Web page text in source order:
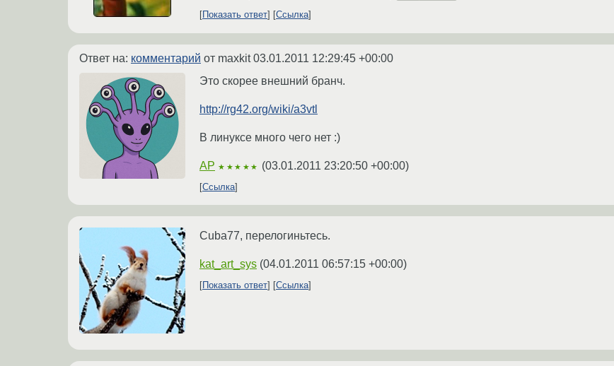
Показать ответ
Ссылка
Ответ на: комментарий от maxkit03.01.2011 12:29:45 +00:00
Это скорее внешний бранч.
http://rg42.org/wiki/a3vtl
В линуксе много чего нет :)
AP ★★★★★ (03.01.2011 23:20:50 +00:00)
Ссылка
Cuba77, перелогиньтесь.
kat_art_sys (04.01.2011 06:57:15 +00:00)
Показать ответ Ссылка